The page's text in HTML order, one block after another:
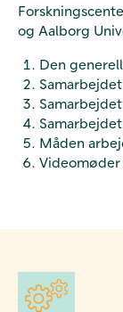
og Aalborg
Den
Måden